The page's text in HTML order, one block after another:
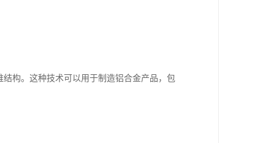
构。这种技术可以用于制造铝合金产品，包